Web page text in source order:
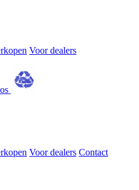
Voor dealers
Voor dealers Contact